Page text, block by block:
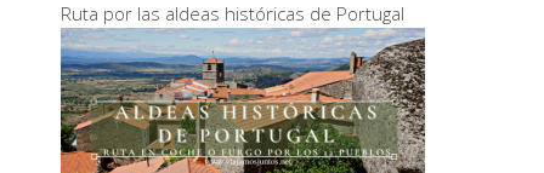
Ruta por las aldeas históricas de Portugal